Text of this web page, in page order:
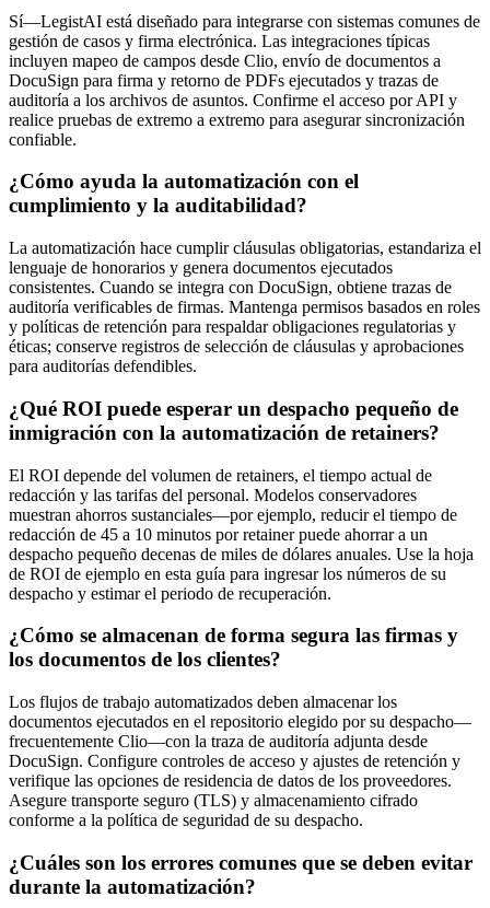
Sí—LegistAI está diseñado para integrarse con sistemas comunes de
gestión de casos y firma electrónica. Las integraciones típicas
incluyen mapeo de campos desde Clio, envío de documentos a
DocuSign para firma y retorno de PDFs ejecutados y trazas de
auditoría a los archivos de asuntos. Confirme el acceso por API y
realice pruebas de extremo a extremo para asegurar sincronización
confiable.
¿Cómo ayuda la automatización con el
cumplimiento y la auditabilidad?
La automatización hace cumplir cláusulas obligatorias, estandariza el
lenguaje de honorarios y genera documentos ejecutados
consistentes. Cuando se integra con DocuSign, obtiene trazas de
auditoría verificables de firmas. Mantenga permisos basados en roles
y políticas de retención para respaldar obligaciones regulatorias y
éticas; conserve registros de selección de cláusulas y aprobaciones
para auditorías defendibles.
¿Qué ROI puede esperar un despacho pequeño de
inmigración con la automatización de retainers?
El ROI depende del volumen de retainers, el tiempo actual de
redacción y las tarifas del personal. Modelos conservadores
muestran ahorros sustanciales—por ejemplo, reducir el tiempo de
redacción de 45 a 10 minutos por retainer puede ahorrar a un
despacho pequeño decenas de miles de dólares anuales. Use la hoja
de ROI de ejemplo en esta guía para ingresar los números de su
despacho y estimar el periodo de recuperación.
¿Cómo se almacenan de forma segura las firmas y
los documentos de los clientes?
Los flujos de trabajo automatizados deben almacenar los
documentos ejecutados en el repositorio elegido por su despacho—
frecuentemente Clio—con la traza de auditoría adjunta desde
DocuSign. Configure controles de acceso y ajustes de retención y
verifique las opciones de residencia de datos de los proveedores.
Asegure transporte seguro (TLS) y almacenamiento cifrado
conforme a la política de seguridad de su despacho.
¿Cuáles son los errores comunes que se deben evitar
durante la automatización?